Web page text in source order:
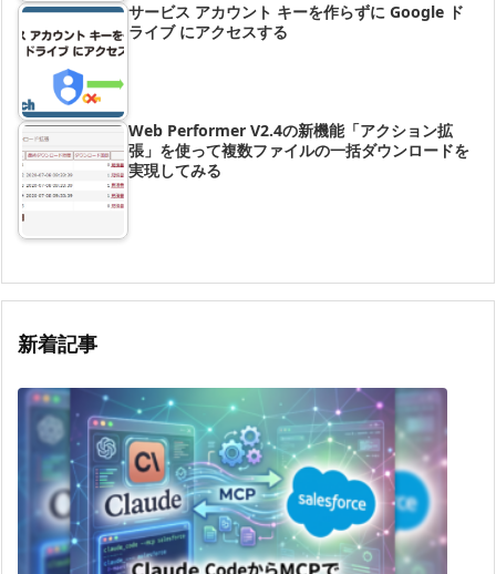
サービス アカウント キーを作らずに Google ド
ライブ にアクセスする
Web Performer V2.4の新機能「アクション拡
張」を使って複数ファイルの一括ダウンロードを
実現してみる
新着記事